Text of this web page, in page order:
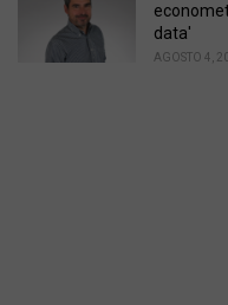
data'
AGOSTO 4,